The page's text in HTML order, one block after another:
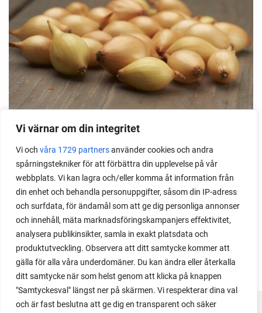
Vi värnar om din integritet
Vi och våra 1729 partnersanvänder cookies och andra
spårningstekniker för att förbättra din upplevelse på vår
webbplats. Vi kan lagra och/eller komma åt information från
din enhet och behandla personuppgifter, såsom din IP-adress
och surfdata, för ändamål som att ge dig personliga annonser
och innehåll, mäta marknadsföringskampanjers effektivitet,
analysera publikinsikter, samla in exakt platsdata och
produktutveckling. Observera att ditt samtycke kommer att
gälla för alla våra underdomäner. Du kan ändra eller återkalla
ditt samtycke när som helst genom att klicka på knappen
"Samtyckesval" längst ner på skärmen. Vi respekterar dina val
och är fast beslutna att ge dig en transparent och säker
Sättlök 'AUGUSTA' SLUT
250 g
kr81
kr81
FÖRKÖP NU